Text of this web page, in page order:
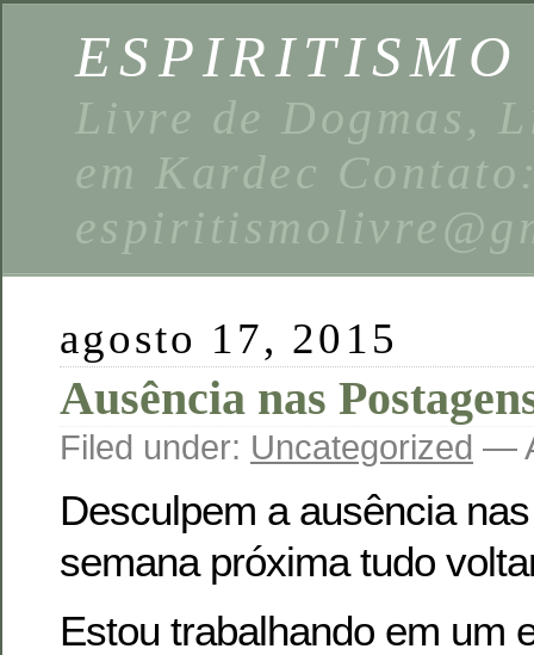
Livre de Dogmas,
em Kardec
agosto 17, 2015
Ausência nas
Filed under: Uncategorized —
Desculpem a ausência
semana próxima tudo
Estou trabalhando em um